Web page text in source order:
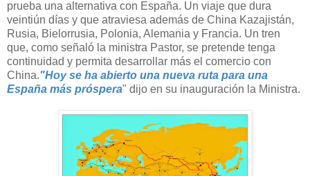
prueba una alternativa con España. Un viaje que dura
veintiún días y que atraviesa además de China Kazajistán,
Rusia, Bielorrusia, Polonia, Alemania y Francia. Un tren
que, como señaló la ministra Pastor, se pretende tenga
continuidad y permita desarrollar más el comercio con
China."Hoy se ha abierto una nueva ruta para una
España más próspera" dijo en su inauguración la Ministra.